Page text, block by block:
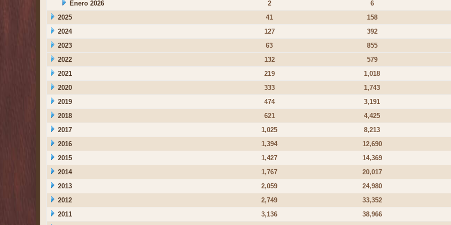
Enero 2026 2
6
2025
41
158
2024
127
392
2023
63
855
2022
132
579
2021
219
1,018
2020
333
1,743
2019
474
3,191
2018
621
4,425
2017
1,025
8,213
2016
1,394
12,690
2015
1,427
14,369
2014
1,767
20,017
2013
2,059
24,980
2012
2,749
33,352
2011
3,136
38,966